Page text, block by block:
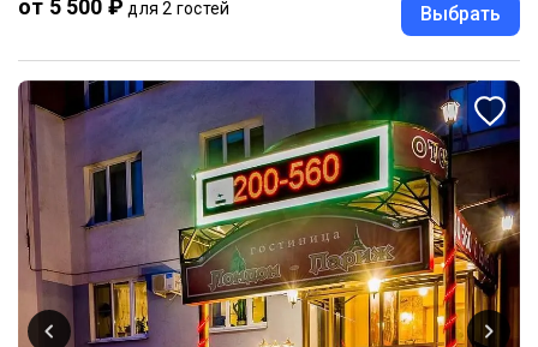
от 5 500 ₽ для 2 гостей Выбрать